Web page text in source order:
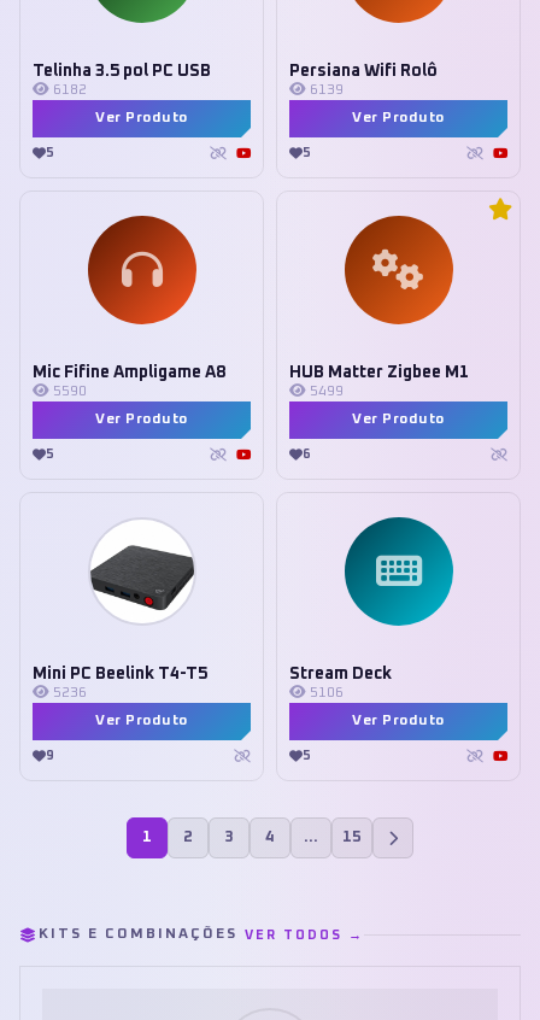
Telinha 3.5 pol PC USB
6182
Ver Produto
5
Persiana Wifi Rolô
6139
Ver Produto
5
Mic Fifine Ampligame A8
5590
Ver Produto
5
HUB Matter Zigbee M1
5499
Ver Produto
6
Mini PC Beelink T4-T5
5236
Ver Produto
9
Stream Deck
5106
Ver Produto
5
1 2 3 4 … 15
KITS E COMBINAÇÕES VER TODOS →